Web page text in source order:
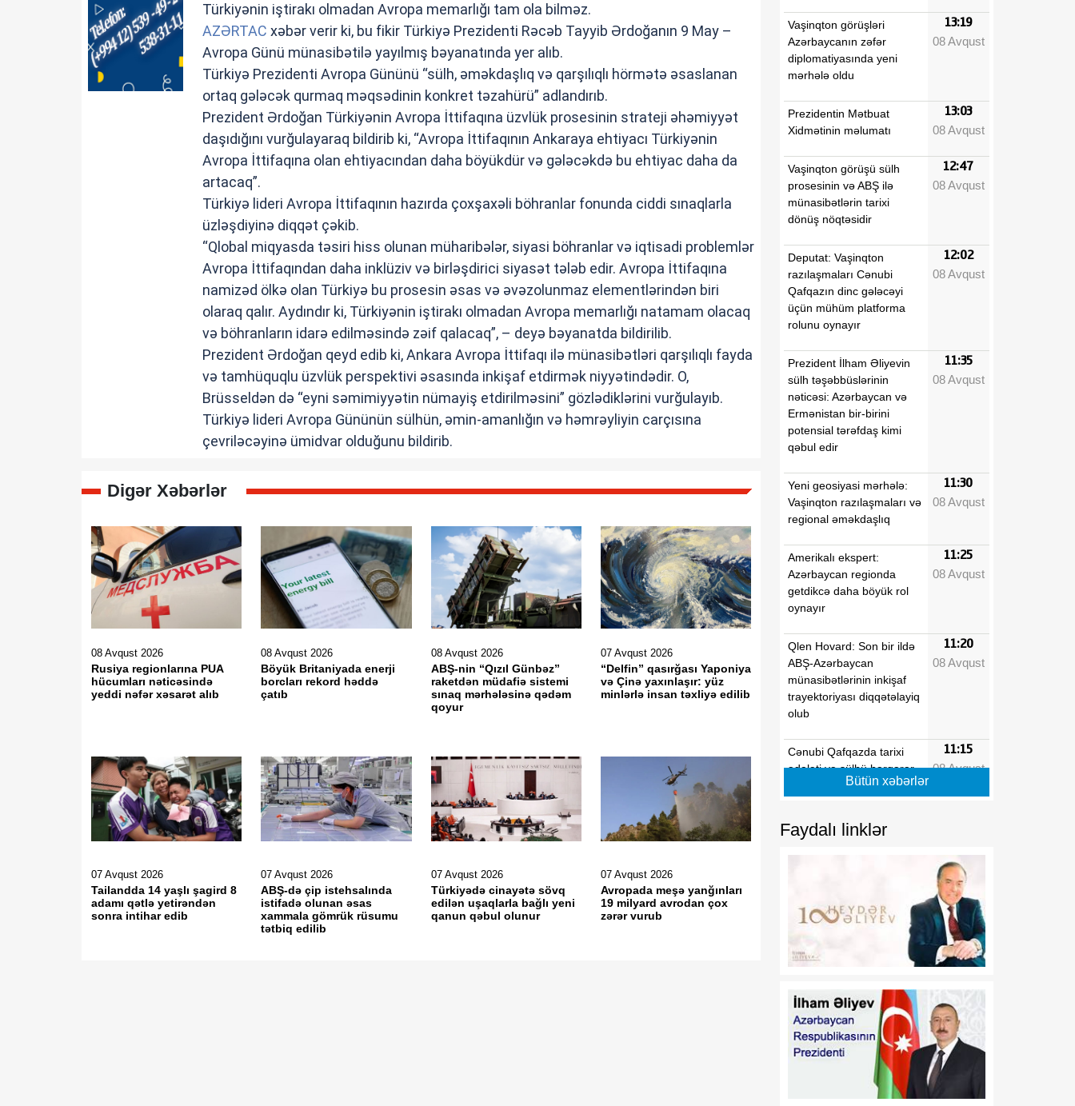
Türkiyənin iştirakı olmadan Avropa memarlığı tam ola bilməz.
AZƏRTAC xəbər verir ki, bu fikir Türkiyə Prezidenti Rəcəb Tayyib Ərdoğanın 9 May –
Avropa Günü münasibətilə yayılmış bəyanatında yer alıb.
Türkiyə Prezidenti Avropa Gününü “sülh, əməkdaşlıq və qarşılıqlı hörmətə əsaslanan
ortaq gələcək qurmaq məqsədinin konkret təzahürü” adlandırıb.
Prezident Ərdoğan Türkiyənin Avropa İttifaqına üzvlük prosesinin strateji əhəmiyyət
daşıdığını vurğulayaraq bildirib ki, “Avropa İttifaqının Ankaraya ehtiyacı Türkiyənin
Avropa İttifaqına olan ehtiyacından daha böyükdür və gələcəkdə bu ehtiyac daha da
artacaq”.
Türkiyə lideri Avropa İttifaqının hazırda çoxşaxəli böhranlar fonunda ciddi sınaqlarla
üzləşdiyinə diqqət çəkib.
“Qlobal miqyasda təsiri hiss olunan müharibələr, siyasi böhranlar və iqtisadi problemlər
Avropa İttifaqından daha inklüziv və birləşdirici siyasət tələb edir. Avropa İttifaqına
namizəd ölkə olan Türkiyə bu prosesin əsas və əvəzolunmaz elementlərindən biri
olaraq qalır. Aydındır ki, Türkiyənin iştirakı olmadan Avropa memarlığı natamam olacaq
və böhranların idarə edilməsində zəif qalacaq”, – deyə bəyanatda bildirilib.
Prezident Ərdoğan qeyd edib ki, Ankara Avropa İttifaqı ilə münasibətləri qarşılıqlı fayda
və tamhüquqlu üzvlük perspektivi əsasında inkişaf etdirmək niyyətindədir. O,
Brüsseldən də “eyni səmimiyyətin nümayiş etdirilməsini” gözlədiklərini vurğulayıb.
Türkiyə lideri Avropa Gününün sülhün, əmin-amanlığın və həmrəyliyin carçısına
çevriləcəyinə ümidvar olduğunu bildirib.
Digər Xəbərlər
08 Avqust 2026
Rusiya regionlarına PUA
hücumları nəticəsində
yeddi nəfər xəsarət alıb
08 Avqust 2026
Böyük Britaniyada enerji
borcları rekord həddə
çatıb
08 Avqust 2026
ABŞ-nin “Qızıl Günbəz”
raketdən müdafiə sistemi
sınaq mərhələsinə qədəm
qoyur
07 Avqust 2026
“Delfin” qasırğası Yaponiya
və Çinə yaxınlaşır: yüz
minlərlə insan təxliyə edilib
07 Avqust 2026
Tailandda 14 yaşlı şagird 8
adamı qətlə yetirəndən
sonra intihar edib
07 Avqust 2026
ABŞ-də çip istehsalında
istifadə olunan əsas
xammala gömrük rüsumu
tətbiq edilib
07 Avqust 2026
Türkiyədə cinayətə sövq
edilən uşaqlarla bağlı yeni
qanun qəbul olunur
07 Avqust 2026
Avropada meşə yanğınları
19 milyard avrodan çox
zərər vurub
Vaşinqton görüşləri
Azərbaycanın zəfər
diplomatiyasında yeni
mərhələ oldu
13:19
08 Avqust
Prezidentin Mətbuat
Xidmətinin məlumatı
13:03
08 Avqust
Vaşinqton görüşü sülh
prosesinin və ABŞ ilə
münasibətlərin tarixi
dönüş nöqtəsidir
12:47
08 Avqust
Deputat: Vaşinqton
razılaşmaları Cənubi
Qafqazın dinc gələcəyi
üçün mühüm platforma
rolunu oynayır
12:02
08 Avqust
Prezident İlham Əliyevin
sülh təşəbbüslərinin
nəticəsi: Azərbaycan və
Ermənistan bir-birini
potensial tərəfdaş kimi
qəbul edir
11:35
08 Avqust
Yeni geosiyasi mərhələ:
Vaşinqton razılaşmaları və
regional əməkdaşlıq
11:30
08 Avqust
Amerikalı ekspert:
Azərbaycan regionda
getdikcə daha böyük rol
oynayır
11:25
08 Avqust
Qlen Hovard: Son bir ildə
ABŞ-Azərbaycan
münasibətlərinin inkişaf
trayektoriyası diqqətəlayiq
olub
11:20
08 Avqust
Cənubi Qafqazda tarixi
ədaləti və sülhü bərqərar
edən Vaşinqton zirvəsi
11:15
08 Avqust
Prezident İlham Əliyevin
sülh strategiyası: Zəfərdən
yeni regional düzənə
borcları rekord həddə
11:13
08 Avqust
Dünyada 2,2 milyard
var
11:11
ABŞ-nin “Qızıl Günbəz”
raketdən müdafiə sistemi
sınaq mərhələsinə qədəm
11:09
08 Avqust
Bütün xəbərlər
Faydalı linklər